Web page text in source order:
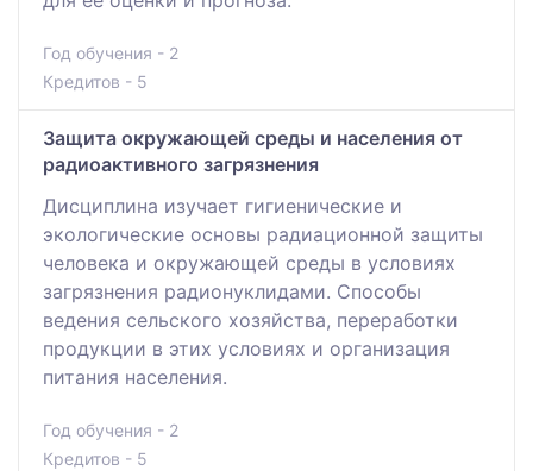
Год обучения - 2
Кредитов - 5
Защита окружающей среды и населения от
радиоактивного загрязнения
Дисциплина изучает гигиенические и
экологические основы радиационной защиты
человека и окружающей среды в условиях
загрязнения радионуклидами. Способы
ведения сельского хозяйства, переработки
продукции в этих условиях и организация
питания населения.
Год обучения - 2
Кредитов - 5